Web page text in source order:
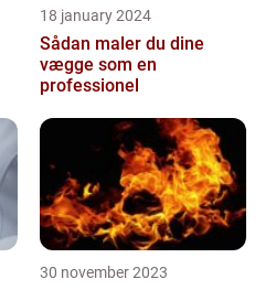
18 january 2024
Sådan maler du dine
vægge som en
professionel
30 november 2023